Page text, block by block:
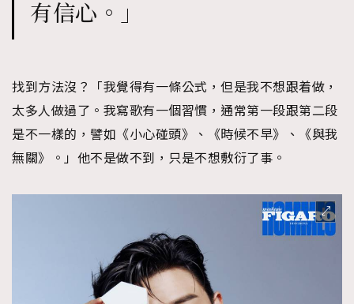
有信心。」
找到方法沒？「我覺得有一條公式，但是我不想跟着做，
太多人做過了。我寫歌有一個習慣，通常第一段跟第二段
是不一樣的，譬如《小心碰頭》、《時候不早》、《與我
無關》。」他不是做不到，只是不想敷衍了事。